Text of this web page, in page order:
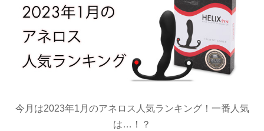
今月は2023年1月のアネロス人気ランキング！一番人気
は…！？